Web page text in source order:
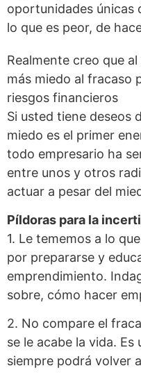
oportunidades únicas
lo que es peor, de
Realmente creo que
más miedo al fracaso
riesgos financieros
Si usted tiene deseos
miedo es el primer
todo empresario ha
entre unos y otros
actuar a pesar del
Píldoras para la
1. Le tememos a lo
por prepararse y
emprendimiento.
sobre, cómo hacer
2. No compare el
se le acabe la vida. Es
siempre podrá volver